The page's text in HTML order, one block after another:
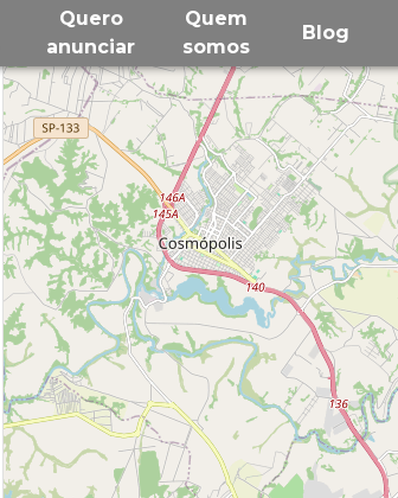
Quero
anunciar
Quem
somos
Blog